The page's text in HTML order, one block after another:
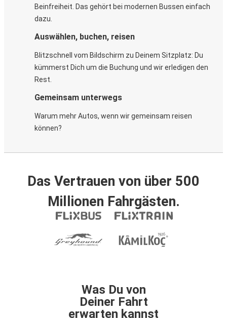
Beinfreiheit. Das gehört bei modernen Bussen einfach
dazu.
Auswählen, buchen, reisen
Blitzschnell vom Bildschirm zu Deinem Sitzplatz: Du
kümmerst Dich um die Buchung und wir erledigen den
Rest.
Gemeinsam unterwegs
Warum mehr Autos, wenn wir gemeinsam reisen
können?
Das Vertrauen von über 500
Millionen Fahrgästen.
Was Du von
Deiner Fahrt
erwarten kannst